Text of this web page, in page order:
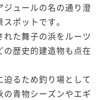
ジュールの名の通り澄
ポットです。
た舞子の浜をルーツ
の歴史的建造物も点在
るため釣り場として
青物シーズンやエギ